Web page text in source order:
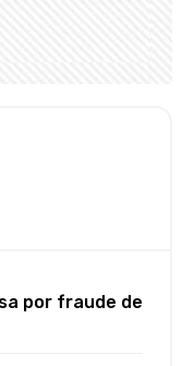
por fraude de